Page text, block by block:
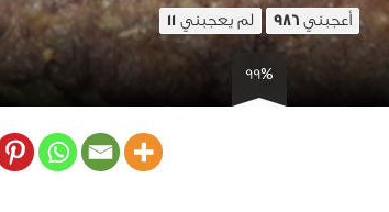
أعجبني 986 لم يعجبني 11
99%